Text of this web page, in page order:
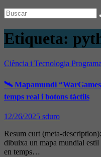
Etiqueta:
Ciència i Tecnologia
🛰️ Mapamundi
temps real i botons tàctils
12/26/2025 sduro
Resum curt
dibuixa un mapa mundial estil
en temps…